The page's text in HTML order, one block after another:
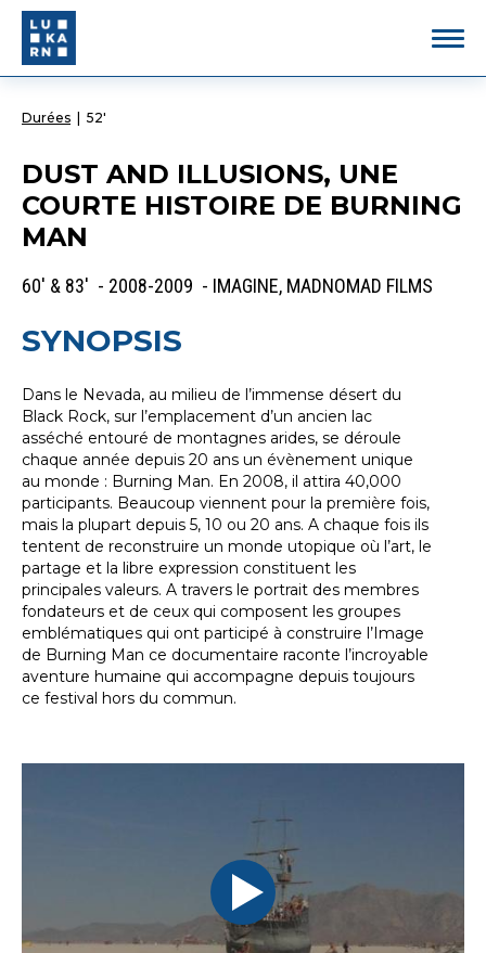
Durées 52'
DUST AND ILLUSIONS, UNE
COURTE HISTOIRE DE BURNING
MAN
60' & 83' - 2008-2009 - IMAGINE, MADNOMAD FILMS
SYNOPSIS
Dans le Nevada, au milieu de l’immense désert du
Black Rock, sur l’emplacement d’un ancien lac
asséché entouré de montagnes arides, se déroule
chaque année depuis 20 ans un évènement unique
au monde : Burning Man. En 2008, il attira 40,000
participants. Beaucoup viennent pour la première fois,
mais la plupart depuis 5, 10 ou 20 ans. A chaque fois ils
tentent de reconstruire un monde utopique où l’art, le
partage et la libre expression constituent les
principales valeurs. A travers le portrait des membres
fondateurs et de ceux qui composent les groupes
emblématiques qui ont participé à construire l’Image
de Burning Man ce documentaire raconte l’incroyable
aventure humaine qui accompagne depuis toujours
ce festival hors du commun.